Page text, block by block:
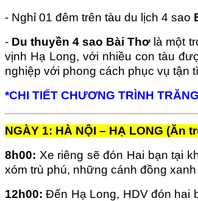
- Nghỉ 01 đêm trên tàu du lịch 4 sao
- Du thuyền 4 sao Bài Thơ là một
vịnh Hạ Long, với nhiều con tàu
nghiệp với phong cách phục vụ tận
*CHI TIẾT CHƯƠNG TRÌNH
NGÀY 1: HÀ NỘI – HẠ LONG (Ăn
8h00: Xe riêng sẽ đón Hai bạn tại
xóm trù phú, những cánh đồng
12h00: Đến Hạ Long, HDV đón hai